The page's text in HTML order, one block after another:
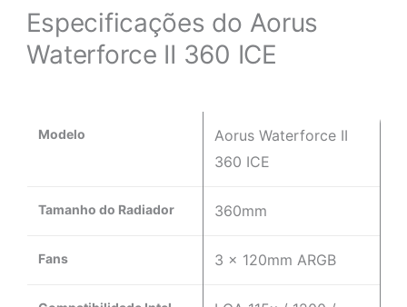
Especificações do Aorus
Waterforce II 360 ICE
Modelo
Aorus Waterforce II
360 ICE
Tamanho do Radiador 360mm
Fans 3 x 120mm ARGB